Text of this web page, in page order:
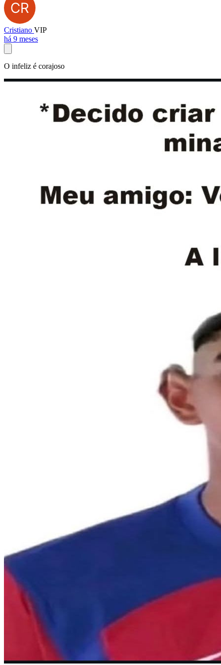
Cristiano VIP
há 9 meses
O infeliz é corajoso